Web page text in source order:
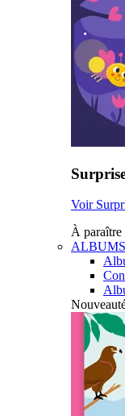
Voir
À paraître